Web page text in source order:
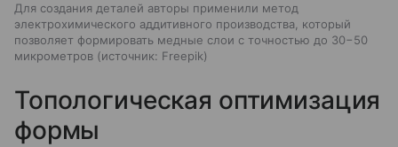
Для создания деталей авторы применили метод
электрохимического аддитивного производства, который
позволяет формировать медные слои с точностью до 30−50
микрометров
источник: Freepik
Топологическая оптимизация
формы